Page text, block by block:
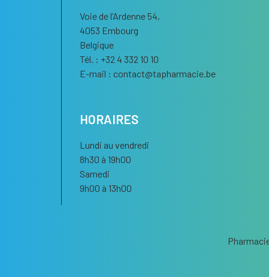
Voie de l’Ardenne 54,
4053 Embourg
Belgique
Tél. : +32 4 332 10 10
E-mail : contact@tapharmacie.be
HORAIRES
Lundi au vendredi
8h30 à 19h00
Samedi
9h00 à 13h00